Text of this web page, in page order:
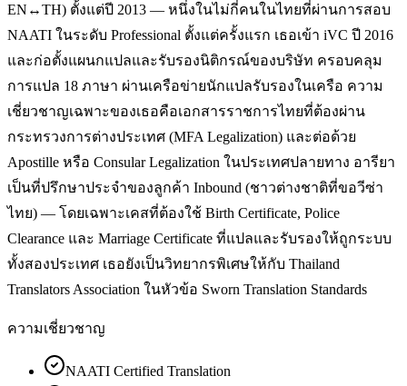
EN↔TH) ตั้งแต่ปี 2013 — หนึ่งในไม่กี่คนในไทยที่ผ่านการสอบ
NAATI ในระดับ Professional ตั้งแต่ครั้งแรก เธอเข้า iVC ปี 2016
และก่อตั้งแผนกแปลและรับรองนิติกรณ์ของบริษัท ครอบคลุม
การแปล 18 ภาษา ผ่านเครือข่ายนักแปลรับรองในเครือ ความ
เชี่ยวชาญเฉพาะของเธอคือเอกสารราชการไทยที่ต้องผ่าน
กระทรวงการต่างประเทศ (MFA Legalization) และต่อด้วย
Apostille หรือ Consular Legalization ในประเทศปลายทาง อารียา
เป็นที่ปรึกษาประจำของลูกค้า Inbound (ชาวต่างชาติที่ขอวีซ่า
ไทย) — โดยเฉพาะเคสที่ต้องใช้ Birth Certificate, Police
Clearance และ Marriage Certificate ที่แปลและรับรองให้ถูกระบบ
ทั้งสองประเทศ เธอยังเป็นวิทยากรพิเศษให้กับ Thailand
Translators Association ในหัวข้อ Sworn Translation Standards
ความเชี่ยวชาญ
NAATI Certified Translation